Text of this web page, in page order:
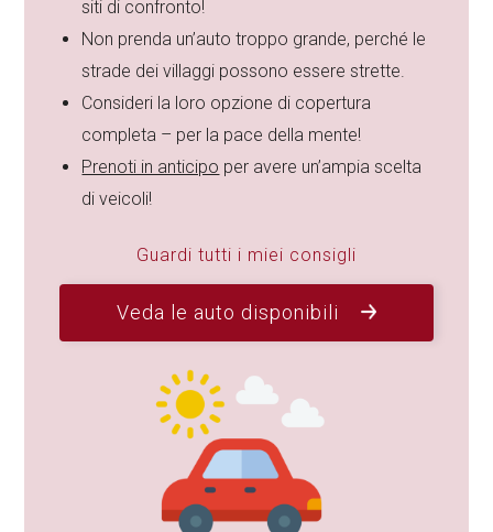
siti di confronto!
Non prenda un’auto troppo grande, perché le
strade dei villaggi possono essere strette.
Consideri la loro opzione di copertura
completa – per la pace della mente!
Prenoti in anticipo per avere un’ampia scelta
di veicoli!
Guardi tutti i miei consigli
Veda le auto disponibili